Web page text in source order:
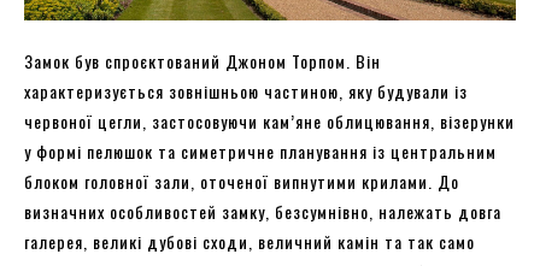
Замок був спроєктований Джоном Торпом. Він
характеризується зовнішньою частиною, яку будували із
червоної цегли, застосовуючи кам’яне облицювання, візерунки
у формі пелюшок та симетричне планування із центральним
блоком головної зали, оточеної випнутими крилами. До
визначних особливостей замку, безсумнівно, належать довга
галерея, великі дубові сходи, величний камін та так само